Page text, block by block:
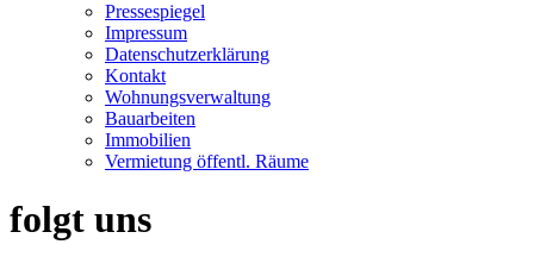
Pressespiegel
Impressum
Datenschutzerklärung
Kontakt
Wohnungsverwaltung
Bauarbeiten
Immobilien
Vermietung öffentl. Räume
folgt uns